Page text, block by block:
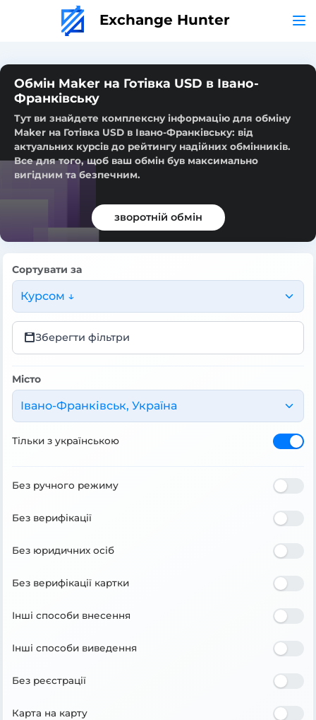
Exchange Hunter
Обмін Maker на Готівка USD в Івано-
Франківську
Тут ви знайдете комплексну інформацію для обміну
Maker на Готівка USD в Івано-Франківську: від
актуальних курсів до рейтингу надійних обмінників.
Все для того, щоб ваш обмін був максимально
вигідним та безпечним.
зворотній обмін
Сортувати за
Курсом ↓
Зберегти фільтри
Місто
Івано-Франківськ, Україна
Тільки з українською
Без ручного режиму
Без верифікації
Без юридичних осіб
Без верифікації картки
Інші способи внесення
Інші способи виведення
Без реєстрації
Карта на карту